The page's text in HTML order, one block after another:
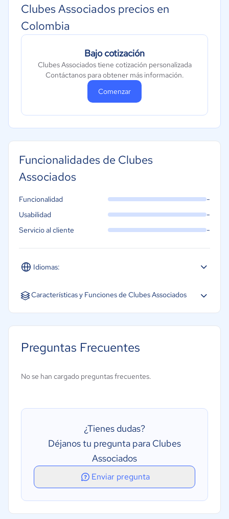
Clubes Associados precios en
Colombia
Bajo cotización
Clubes Associados tiene cotización personalizada
Contáctanos para obtener más información.
Comenzar
Funcionalidades de Clubes
Associados
Idiomas:
Portugués
Funcionalidad -
Usabilidad -
Servicio al cliente -
Características y Funciones de Clubes Associados
Programação de atividades e eventos
Preguntas Frecuentes
No se han cargado preguntas frecuentes.
¿Tienes dudas?
Déjanos tu pregunta para Clubes
Associados
Enviar pregunta